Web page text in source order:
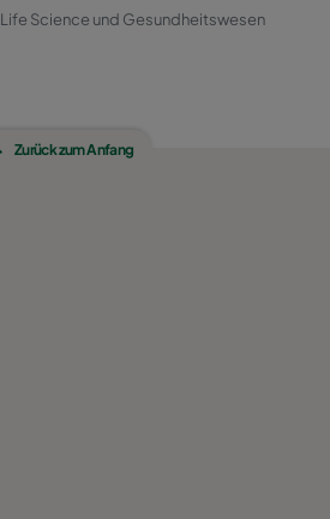
Life Science und Gesundheitswesen
Zurück zum Anfang